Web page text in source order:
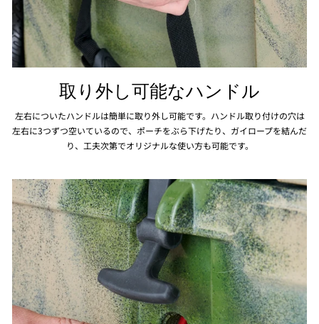
取り外し可能なハンドル
左右についたハンドルは簡単に取り外し可能です。ハンドル取り付けの穴は
左右に3つずつ空いているので、ポーチをぶら下げたり、ガイロープを結んだ
り、工夫次第でオリジナルな使い方も可能です。